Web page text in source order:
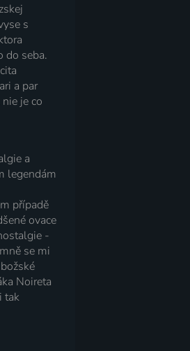
s
do seba.
a par
je co
a
legendám
případě
ovace
-
se mi
Noireta
tak